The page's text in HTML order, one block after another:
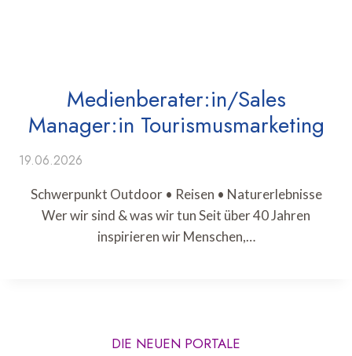
Medienberater:in/Sales
Manager:in Tourismusmarketing
19.06.2026
Schwerpunkt Outdoor • Reisen • Naturerlebnisse
Wer wir sind & was wir tun Seit über 40 Jahren
inspirieren wir Menschen,…
DIE NEUEN PORTALE